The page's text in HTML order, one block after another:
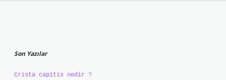
Son Yazılar
Crista capitis nedir ?